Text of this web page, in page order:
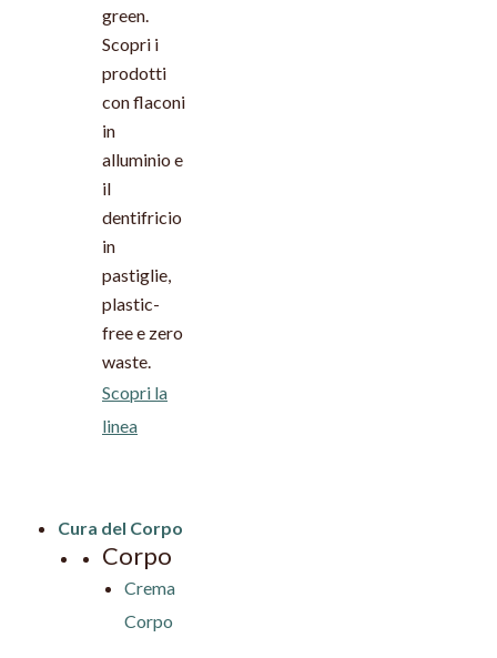
green.
Scopri i
prodotti
con flaconi
in
alluminio e
il
dentifricio
in
pastiglie,
plastic-
free e zero
waste.
Scopri la
linea
Cura del Corpo
Corpo
Crema
Corpo